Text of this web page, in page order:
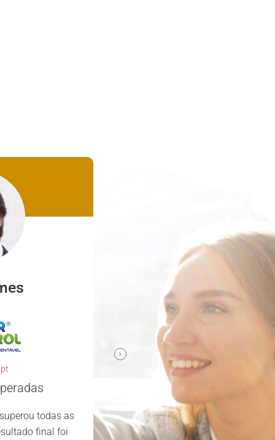
todas as
final foi
Nuno Ferreira
Parceiro confiável e
Escolher a Descomplicar.pt para
nosso site foi uma excelente
primeiro contacto, a equipa
profissional, atenciosa e
extremamente satisfeitos com